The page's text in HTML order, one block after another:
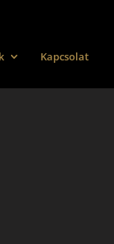
Kapcsolat